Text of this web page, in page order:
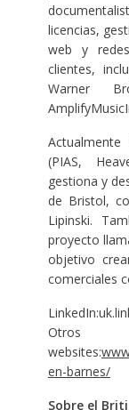
licencias,
web y
clientes,
Warner
(PIAS,
gestiona y
de Bristol,
Lipinski.
proyecto
objetivo
comerciales
Otros
websites:
en-barnes/
Sobre el